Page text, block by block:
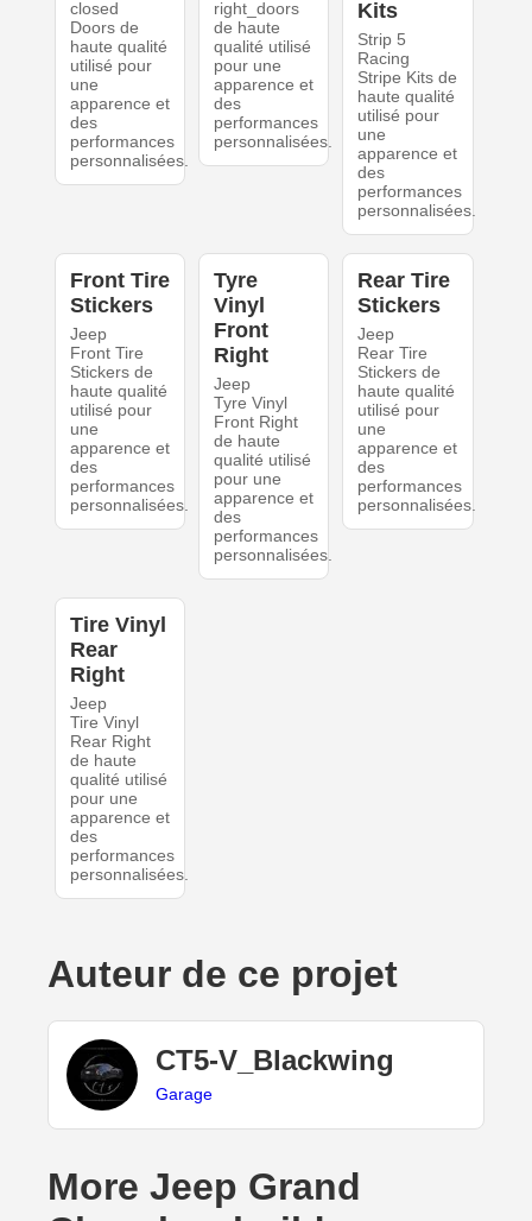
closed
Doors de
haute qualité
utilisé pour
une
apparence et
des
performances
personnalisées.
right_doors
de haute
qualité utilisé
pour une
apparence et
des
performances
personnalisées.
Kits
Strip 5
Racing
Stripe Kits de
haute qualité
utilisé pour
une
apparence et
des
performances
personnalisées.
Front Tire
Stickers
Jeep
Front Tire
Stickers de
haute qualité
utilisé pour
une
apparence et
des
performances
personnalisées.
Tyre
Vinyl
Front
Right
Jeep
Tyre Vinyl
Front Right
de haute
qualité utilisé
pour une
apparence et
des
performances
personnalisées.
Rear Tire
Stickers
Jeep
Rear Tire
Stickers de
haute qualité
utilisé pour
une
apparence et
des
performances
personnalisées.
Tire Vinyl
Rear
Right
Jeep
Tire Vinyl
Rear Right
de haute
qualité utilisé
pour une
apparence et
des
performances
personnalisées.
Auteur de ce projet
CT5-V_Blackwing
Garage
More Jeep Grand